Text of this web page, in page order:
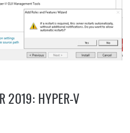
2019: HYPER-V